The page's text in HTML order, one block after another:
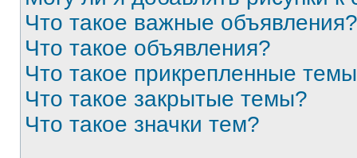
Что такое важные объявления?
Что такое объявления?
Что такое прикрепленные
Что такое закрытые темы?
Что такое значки тем?